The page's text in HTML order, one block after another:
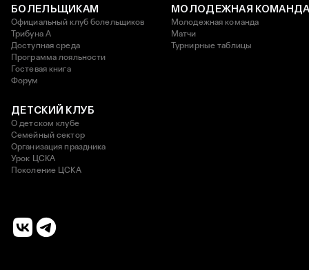
БОЛЕЛЬЩИКАМ
Официальный клуб болельщиков
Трибуна А
Доступная среда
Программа лояльности
Гостевая книга
Форум
МОЛОДЕЖНАЯ
Молодежная команда
Матчи
Турнирные таблицы
ДЕТСКИЙ КЛУБ
О детском клубе
Семейный сектор
Организация праздника
Урок ЦСКА
Поколение ЦСКА